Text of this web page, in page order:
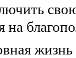
на
жизнь